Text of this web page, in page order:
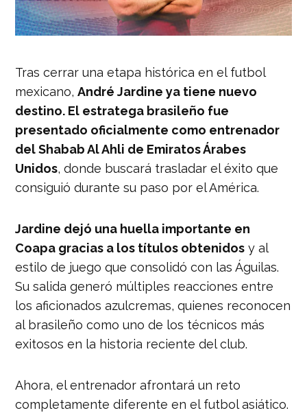
Tras cerrar una etapa histórica en el futbol
mexicano,André Jardine ya tiene nuevo
destino. El estratega brasileño fue
presentado oficialmente como entrenador
del Shabab Al Ahli de Emiratos Árabes
Unidos, donde buscará trasladar el éxito que
consiguió durante su paso por el América.
Jardine dejó una huella importante en
Coapa gracias a los títulos obtenidos y al
estilo de juego que consolidó con las Águilas.
Su salida generó múltiples reacciones entre
los aficionados azulcremas, quienes reconocen
al brasileño como uno de los técnicos más
exitosos en la historia reciente del club.
Ahora, el entrenador afrontará un reto
completamente diferente en el futbol asiático.